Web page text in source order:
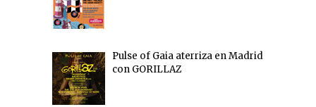
Pulse of Gaia aterriza en Madrid
con GORILLAZ